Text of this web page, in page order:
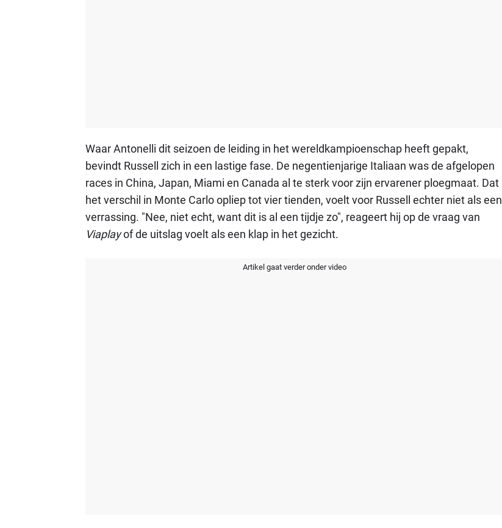
Waar Antonelli dit seizoen de leiding in het wereldkampioenschap heeft gepakt,
bevindt Russell zich in een lastige fase. De negentienjarige Italiaan was de afgelopen
races in China, Japan, Miami en Canada al te sterk voor zijn ervarener ploegmaat. Dat
het verschil in Monte Carlo opliep tot vier tienden, voelt voor Russell echter niet als een
verrassing. "Nee, niet echt, want dit is al een tijdje zo", reageert hij op de vraag van
Viaplayof de uitslag voelt als een klap in het gezicht.
Artikel gaat verder onder video